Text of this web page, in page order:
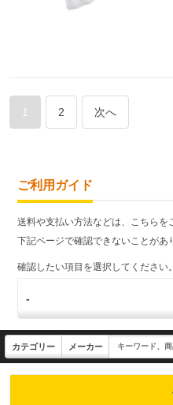
1 2 次へ
ご利用ガイド
送料や支払い方法などは、こちらを
下記ページで確認できないことがあ
確認したい項目を選択してください。